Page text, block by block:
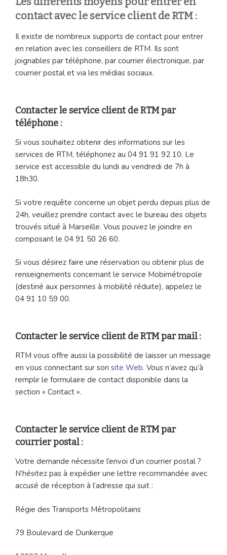
contact avec le service client de RTM :
Il existe de nombreux supports de contact pour entrer
en relation avec les conseillers de RTM. Ils sont
joignables par téléphone, par courrier électronique, par
courrier postal et via les médias sociaux.
Contacter le service client de RTM par
téléphone :
Si vous souhaitez obtenir des informations sur les
services de RTM, téléphonez au 04 91 91 92 10. Le
service est accessible du lundi au vendredi de 7h à
18h30.
Si votre requête concerne un objet perdu depuis plus de
24h, veuillez prendre contact avec le bureau des objets
trouvés situé à Marseille. Vous pouvez le joindre en
composant le 04 91 50 26 60.
Si vous désirez faire une réservation ou obtenir plus de
renseignements concernant le service Mobimétropole
(destiné aux personnes à mobilité réduite), appelez le
04 91 10 59 00.
Contacter le service client de RTM par mail :
RTM vous offre aussi la possibilité de laisser un message
en vous connectant sur son site Web. Vous n’avez qu’à
remplir le formulaire de contact disponible dans la
section « Contact ».
Contacter le service client de RTM par
courrier postal :
Votre demande nécessite l’envoi d’un courrier postal ?
N’hésitez pas à expédier une lettre recommandée avec
accusé de réception à l’adresse qui suit :
Régie des Transports Métropolitains
79 Boulevard de Dunkerque